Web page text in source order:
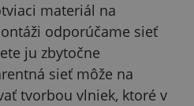
materiál na
odporúčame sieť
ju zbytočne
sieť môže na
tvorbou vlniek, ktoré v